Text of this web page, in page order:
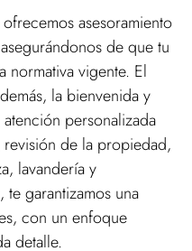
asesoramiento
de que tu
vigente. El
la bienvenida y
personalizada
de la propiedad,
lavandería y
te garantizamos una
con un enfoque
detalle.